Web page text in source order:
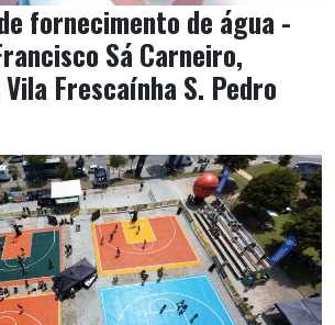
fornecimento de água -
Sá Carneiro,
Frescaínha S. Pedro